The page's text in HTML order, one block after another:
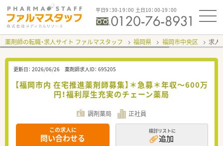
平日9：30-19：00 土日10：00-19：00
薬剤師の転職・求人サイト ファルマスタッフ 福岡県 福岡市中央区 求人
更新日： 2026/06/26 薬剤師求人ID： 695205
【福岡市内 在宅推進薬剤師募集】＊急募＊年収～600万
円！福利厚生充実のチェーン薬局
調剤薬局 正社員
この求人に
問い合わせる
検討リストに
追加